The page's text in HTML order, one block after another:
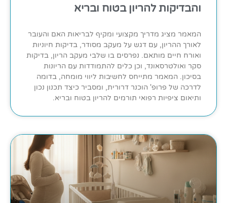
והבדיקות להריון בטוח ובריא
המאמר מציג מדריך מקצועי ומקיף לבריאות האם והעובר
לאורך ההריון, עם דגש על מעקב מסודר, בדיקות חיוניות
ואורח חיים מותאם. נפרסים בו שלבי מעקב הריון, בדיקות
סקר ואולטרסאונד, וכן כלים להתמודדות עם הריונות
בסיכון. המאמר מתייחס לחשיבות ליווי מומחה, בדומה
לדרכה של פרופ' הוכנר דרורית, ומסביר כיצד תכנון נכון
ותיאום ציפיות רפואי תורמים להריון בטוח ובריא.